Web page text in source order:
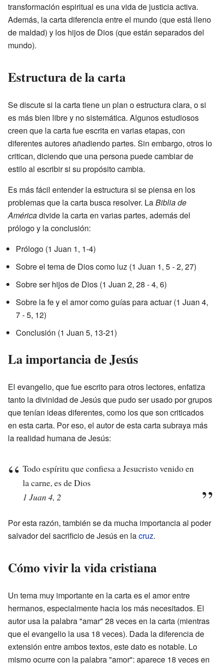
transformación espiritual es una vida de justicia activa.
Además, la carta diferencia entre el mundo (que está lleno
de maldad) y los hijos de Dios (que están separados del
mundo).
Estructura de la carta
Se discute si la carta tiene un plan o estructura clara, o si
es más bien libre y no sistemática. Algunos estudiosos
creen que la carta fue escrita en varias etapas, con
diferentes autores añadiendo partes. Sin embargo, otros lo
critican, diciendo que una persona puede cambiar de
estilo al escribir si su propósito cambia.
Es más fácil entender la estructura si se piensa en los
problemas que la carta busca resolver. LaBiblia de
Américadivide la carta en varias partes, además del
prólogo y la conclusión:
Prólogo (1 Juan 1, 1-4)
Sobre el tema de Dios como luz (1 Juan 1, 5 - 2, 27)
Sobre ser hijos de Dios (1 Juan 2, 28 - 4, 6)
Sobre la fe y el amor como guías para actuar (1 Juan 4,
7 - 5, 12)
Conclusión (1 Juan 5, 13-21)
La importancia de Jesús
El evangelio, que fue escrito para otros lectores, enfatiza
tanto la divinidad de Jesús que pudo ser usado por grupos
que tenían ideas diferentes, como los que son criticados
en esta carta. Por eso, el autor de esta carta subraya más
la realidad humana de Jesús:
Todo espíritu que confiesa a Jesucristo venido en
la carne, es de Dios
1 Juan 4, 2
Por esta razón, también se da mucha importancia al poder
salvador del sacrificio de Jesús en lacruz.
Cómo vivir la vida cristiana
Un tema muy importante en la carta es el amor entre
hermanos, especialmente hacia los más necesitados. El
autor usa la palabra "amar" 28 veces en la carta (mientras
que el evangelio la usa 18 veces). Dada la diferencia de
extensión entre ambos textos, este dato es notable. Lo
mismo ocurre con la palabra "amor": aparece 18 veces en